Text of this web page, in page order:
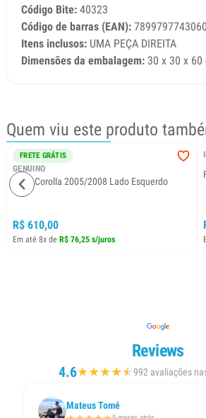
Código Bite: 40323
Código de barras (EAN): 7899797743060
Itens inclusos: UMA PEÇA DIREITA
Dimensões da embalagem: 30 x 30 x 60
Quem viu este produto
FRETE GRÁTIS
GENUINO
Farol Corolla 2005/2008 Lado Esquerdo
R$ 610,00
Em até 8x de R$ 76,25 s/juros
Reviews
4.6★★★★★
★992 avaliações
Mateus Tomé